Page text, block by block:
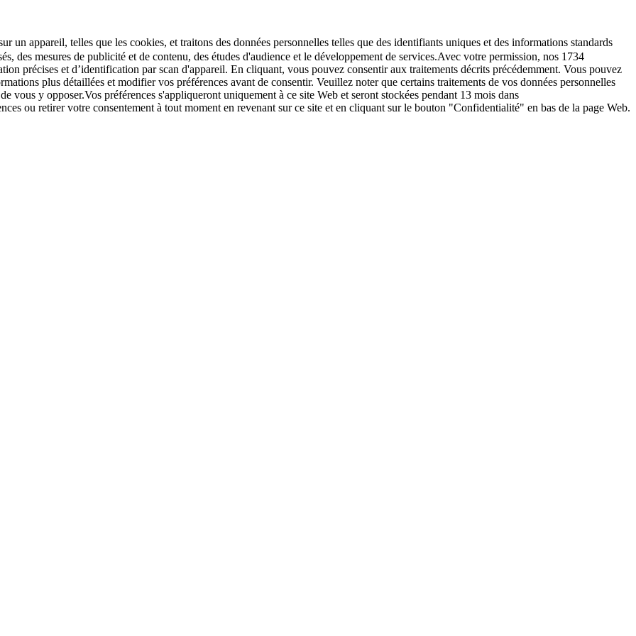
un appareil, telles que les cookies, et traitons des données personnelles telles que des identifiants uniques et des informations standards
des mesures de publicité et de contenu, des études d'audience et le développement de services.Avec votre permission, nos 1734
précises et d’identification par scan d'appareil. En cliquant, vous pouvez consentir aux traitements décrits précédemment. Vous pouvez
plus détaillées et modifier vos préférences avant de consentir. Veuillez noter que certains traitements de vos données personnelles
vous y opposer.Vos préférences s'appliqueront uniquement à ce site Web et seront stockées pendant 13 mois dans
ou retirer votre consentement à tout moment en revenant sur ce site et en cliquant sur le bouton "Confidentialité" en bas de la page Web.